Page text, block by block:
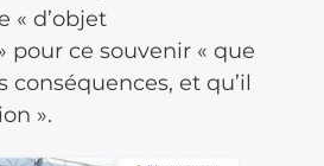
« d’objet
pour ce souvenir « que
conséquences, et qu’il
».